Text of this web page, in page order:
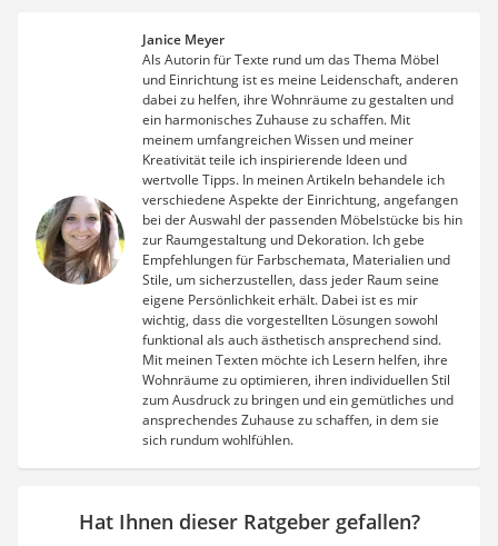
Janice Meyer
Als Autorin für Texte rund um das Thema Möbel
und Einrichtung ist es meine Leidenschaft, anderen
dabei zu helfen, ihre Wohnräume zu gestalten und
ein harmonisches Zuhause zu schaffen. Mit
meinem umfangreichen Wissen und meiner
Kreativität teile ich inspirierende Ideen und
wertvolle Tipps. In meinen Artikeln behandele ich
verschiedene Aspekte der Einrichtung, angefangen
bei der Auswahl der passenden Möbelstücke bis hin
zur Raumgestaltung und Dekoration. Ich gebe
Empfehlungen für Farbschemata, Materialien und
Stile, um sicherzustellen, dass jeder Raum seine
eigene Persönlichkeit erhält. Dabei ist es mir
wichtig, dass die vorgestellten Lösungen sowohl
funktional als auch ästhetisch ansprechend sind.
Mit meinen Texten möchte ich Lesern helfen, ihre
Wohnräume zu optimieren, ihren individuellen Stil
zum Ausdruck zu bringen und ein gemütliches und
ansprechendes Zuhause zu schaffen, in dem sie
sich rundum wohlfühlen.
Hat Ihnen dieser Ratgeber gefallen?